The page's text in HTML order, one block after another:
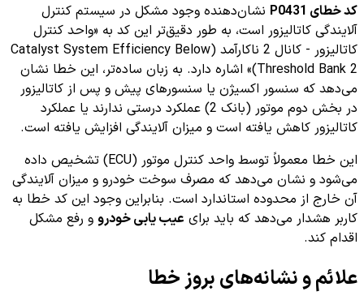
کد خطای P0431
نشان‌دهنده وجود مشکل در سیستم کنترل
آلایندگی کاتالیزور است، به طور دقیق‌تر این کد به «واحد کنترل
کاتالیزور - کانال 2 ناکارآمد (Catalyst System Efficiency Below
Threshold Bank 2)» اشاره دارد. به زبان ساده‌تر، این خطا نشان
می‌دهد که سنسور اکسیژن یا سنسورهای پیش و پس از کاتالیزور
در بخش دوم موتور (بانک 2) عملکرد درستی ندارند یا عملکرد
کاتالیزور کاهش یافته است و میزان آلایندگی افزایش یافته است.
این خطا معمولاً توسط واحد کنترل موتور (ECU) تشخیص داده
می‌شود و نشان می‌دهد که مصرف سوخت خودرو و میزان آلایندگی
آن خارج از محدوده استاندارد است. بنابراین وجود این کد خطا به
کاربر هشدار می‌دهد که باید برای عیب یابی خودرو و رفع مشکل
اقدام کند.
علائم و نشانه‌های بروز خطا